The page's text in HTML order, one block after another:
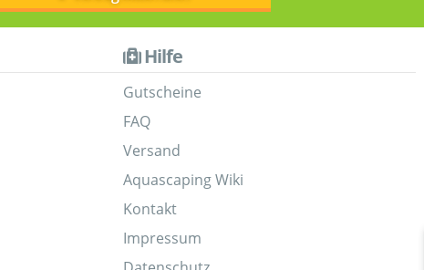
Hilfe
Gutscheine
FAQ
Versand
Aquascaping Wiki
Kontakt
Impressum